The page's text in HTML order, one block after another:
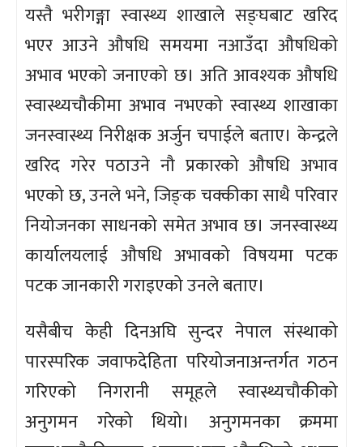
यस्तै भरीगङ्गा स्वास्थ्य शाखाले सङ्घबाट खरिद
भएर आउने औषधि समयमा नआउँदा औषधिको
अभाव भएको जनाएको छ। अति आवश्यक औषधि
स्वास्थ्यचौकीमा अभाव नभएको स्वास्थ्य शाखाका
जनस्वास्थ्य निरीक्षक अर्जुन चपाईले बताए। केन्द्रले
खरिद गरेर पठाउने नौ प्रकारको औषधि अभाव
भएको छ, उनले भने, जिङ्‌क चक्कीका साथै परिवार
नियोजनका साधनको समेत अभाव छ। जनस्वास्थ्य
कार्यालयलाई औषधि अभावको विषयमा पटक
पटक जानकारी गराइएको उनले बताए।
यसैबीच केही दिनअघि सुन्दर नेपाल संस्थाको
पारस्परिक जवाफदेहिता परियोजनाअन्तर्गत गठन
गरिएको निगरानी समूहले स्वास्थ्यचौकीको
अनुगमन गरेको थियो। अनुगमनका क्रममा